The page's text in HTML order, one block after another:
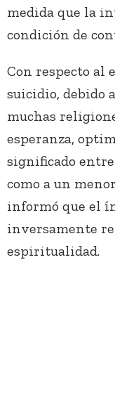
medida que la
condición de
Con respecto al
suicidio, debido
muchas
esperanza,
significado
como a un
informó que el
inversamente
espiritualidad.